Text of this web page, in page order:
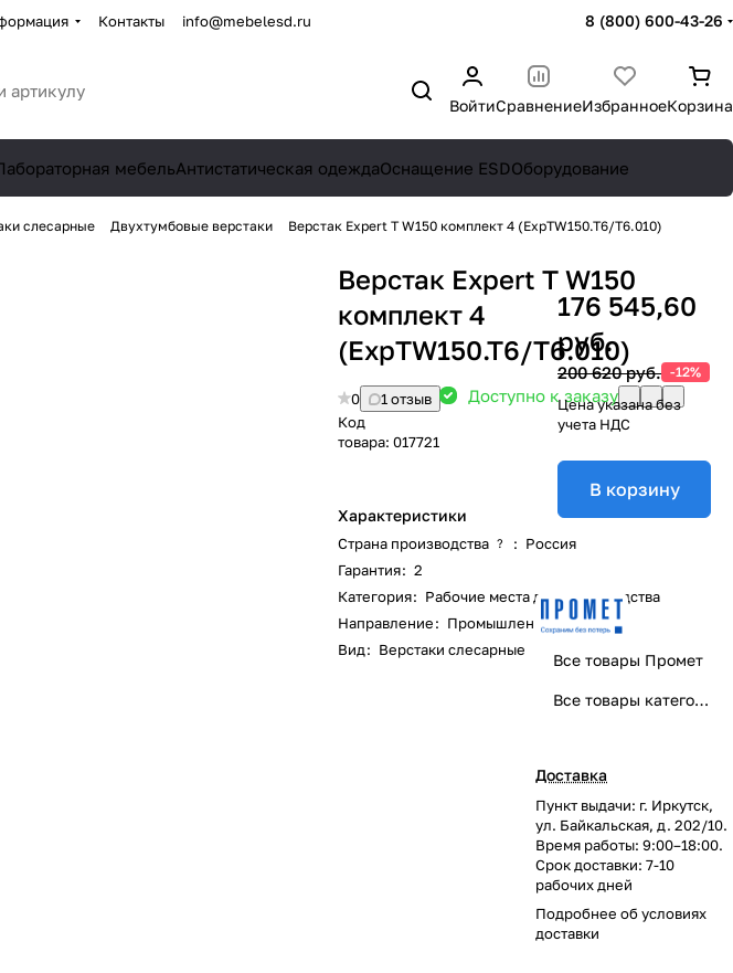
Контакты info@mebelesd.ru 8 (800) 600-43-26
ВойтиСравнениеИзбранноеКорзина
мебельАнтистатическая одеждаОснащение ESDОборудование
слесарные Двухтумбовые верстаки Верстак Expert T W150 комплект 4 (ExpTW150.T6/T6.010)
Верстак Expert T W150
комплект 4
(ExpTW150.T6/T6.010)
0
1 отзыв
Код
товара: 017721
Доступно к заказу
Характеристики
Страна производства ? : Россия
Гарантия: 2
Категория: Рабочие места для производства
Направление: Промышленная мебель
Вид: Верстаки слесарные
176 545,60
руб.
200 620 руб. -12%
Цена указана без
учета НДС
В корзину
Все товары Промет
Все товары категории
Доставка
Пункт выдачи: г. Иркутск,
ул. Байкальская, д. 202/10.
Время работы: 9:00–18:00.
Срок доставки: 7-10
рабочих дней
Подробнее обусловиях
доставки